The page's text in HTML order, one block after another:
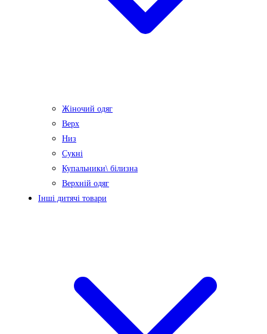
Жіночий одяг
Верх
Низ
Сукні
Купальники\ білизна
Верхній одяг
Інші дитячі товари